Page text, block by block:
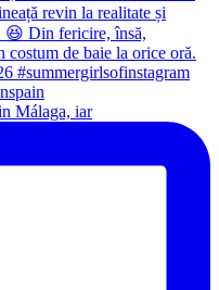
Málaga, iar